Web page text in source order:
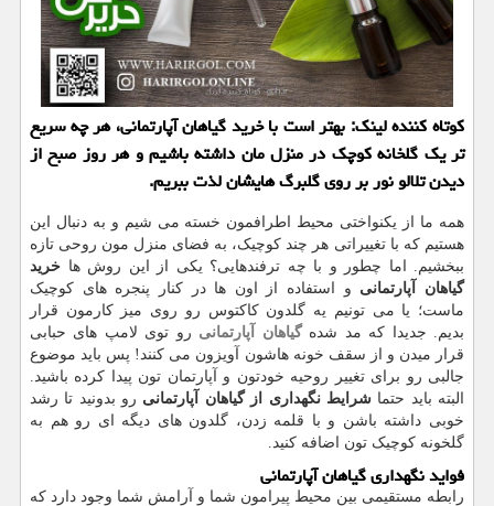
كوتاه كننده لینك: بهتر است با خرید گیاهان آپارتمانی، هر چه سریع
تر یك گلخانه كوچك در منزل مان داشته باشیم و هر روز صبح از
دیدن تلالو نور بر روی گلبرگ هایشان لذت ببریم.
همه ما از یکنواختی محیط اطرافمون خسته می شیم و به دنبال این
هستیم که با تغییراتی هر چند کوچیک، به فضای منزل مون روحی تازه
ببخشیم. اما چطور و با چه ترفندهایی؟ یکی از این روش ها خرید
گیاهان آپارتمانی و استفاده از اون ها در کنار پنجره های کوچیک
ماست؛ یا می تونیم یه گلدون کاکتوس رو روی میز کارمون قرار
بدیم. جدیدا که مد شدهگیاهان آپارتمانی رو توی لامپ های حبابی
قرار میدن و از سقف خونه هاشون آویزون می کنند! پس باید موضوع
جالبی رو برای تغییر روحیه خودتون و آپارتمان تون پیدا کرده باشید.
البته باید حتماشرایط نگهداری از گیاهان آپارتمانی رو بدونید تا رشد
خوبی داشته باشن و با قلمه زدن، گلدون های دیگه ای رو هم به
گلخونه کوچیک تون اضافه کنید.
فواید نگهداری گیاهان آپارتمانی
رابطه مستقیمی بین محیط پیرامون شما و آرامش شما وجود دارد که